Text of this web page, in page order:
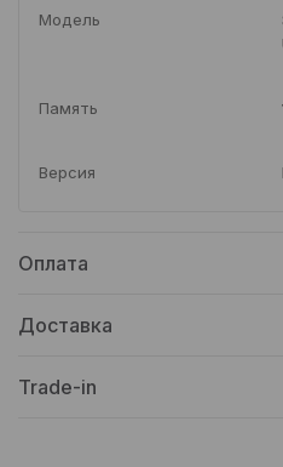
Модель
Память
Версия
Оплата
Доставка
Trade-in